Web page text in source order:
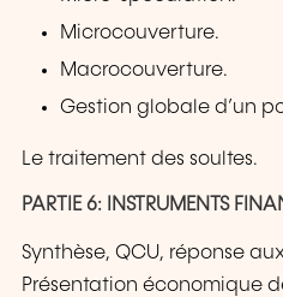
Microcouverture.
Macrocouverture.
Gestion globale d’un
Le traitement des soultes.
PARTIE 6: INSTRUMENTS
Synthèse, QCU, réponse
Présentation économique